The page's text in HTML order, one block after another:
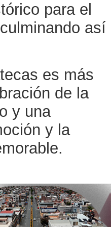
para el
así
es más
de la
y una
y la